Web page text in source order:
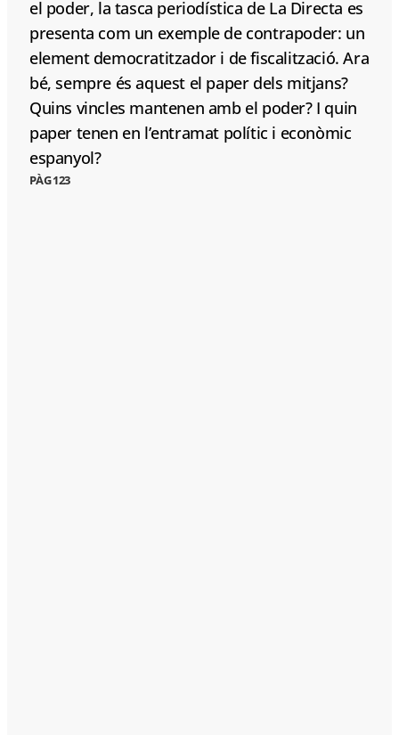
el poder, la tasca periodística de La Directa es
presenta com un exemple de contrapoder: un
element democratitzador i de fiscalització. Ara
bé, sempre és aquest el paper dels mitjans?
Quins vincles mantenen amb el poder? I quin
paper tenen en l’entramat polític i econòmic
espanyol?
PÀG 123